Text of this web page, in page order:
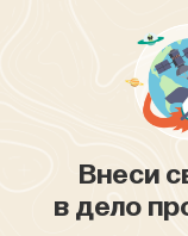
Внеси
в дело